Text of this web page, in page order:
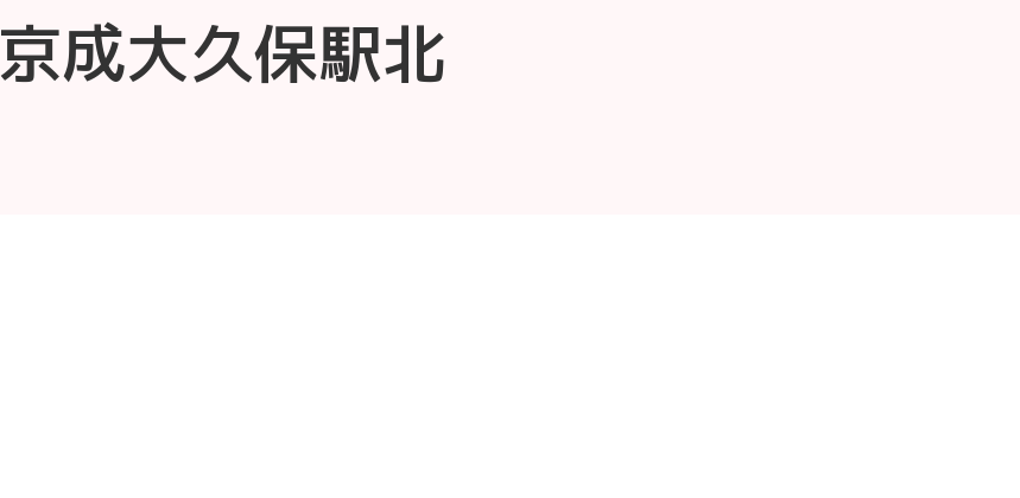
京成大久保駅北